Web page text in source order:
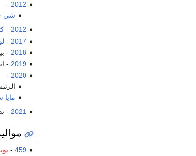
2012
-
شي
2012
-
2017
-
2018
-
2019
-
2020
-
مايا
2021
-
459
-